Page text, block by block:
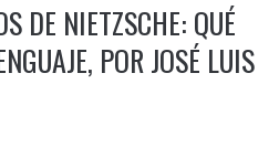
DE NIETZSCHE: QUÉ
POR JOSÉ LUIS